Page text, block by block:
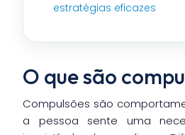
estratégias eficazes
O que são
Compulsões são
a pessoa sente uma